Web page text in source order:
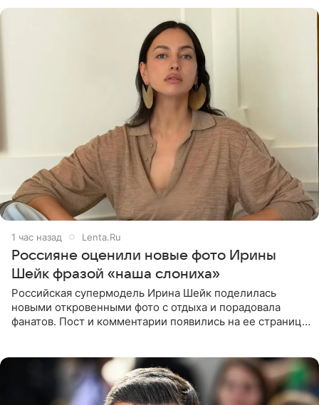
1 час назад Lenta.Ru
Россияне оценили новые фото Ирины
Шейк фразой «наша слониха»
Российская супермодель Ирина Шейк поделилась
новыми откровенными фото с отдыха и порадовала
фанатов. Пост и комментарии появились на ее странице